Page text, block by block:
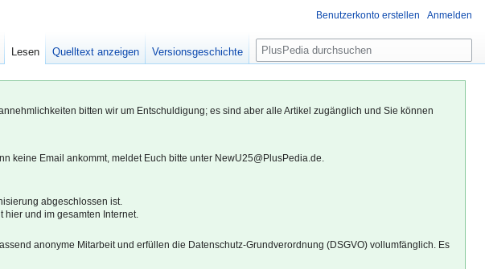
bitten wir um Entschuldigung; es sind aber alle Artikel zugänglich und Sie können
keine Email ankommt, meldet Euch bitte unter NewU25@PlusPedia.de.
abgeschlossen ist.
und im gesamten Internet.
anonyme Mitarbeit und erfüllen die Datenschutz-Grundverordnung (DSGVO) vollumfänglich. Es
Benutzerkonto erstellen Anmelden
Lesen Quelltext anzeigen Versionsgeschichte
S
u
c
e